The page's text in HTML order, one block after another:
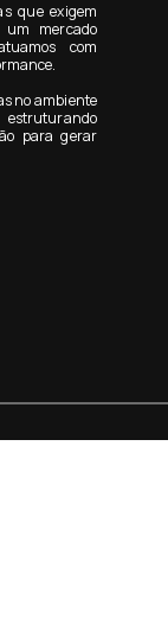
que exigem
mercado
com
no ambiente
para gerar